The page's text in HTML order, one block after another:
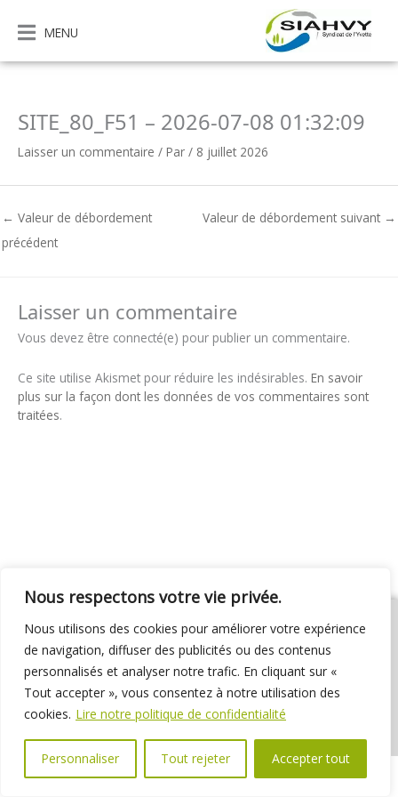
Nous respectons votre vie privée.
Nous utilisons des cookies pour améliorer votre expérience
de navigation, diffuser des publicités ou des contenus
personnalisés et analyser notre trafic. En cliquant sur «
Tout accepter », vous consentez à notre utilisation des
cookies. Lire notre politique de confidentialité
Personnaliser Tout rejeter Accepter tout
contenu
MENU
SITE_80_F51 – 2026-07-08 01:32:09
Laisser un commentaire / Par / 8 juillet 2026
← Valeur de débordement
précédent
Valeur de débordement suivant →
Laisser un commentaire
Vous devez être connecté(e) pour publier un commentaire.
Ce site utilise Akismet pour réduire les indésirables. En savoir
plus sur la façon dont les données de vos commentaires sont
traitées.
01 69 31 72 10 01 69 31 37 31
Nous contacter
Espace élus
Marchés publics Délibérations